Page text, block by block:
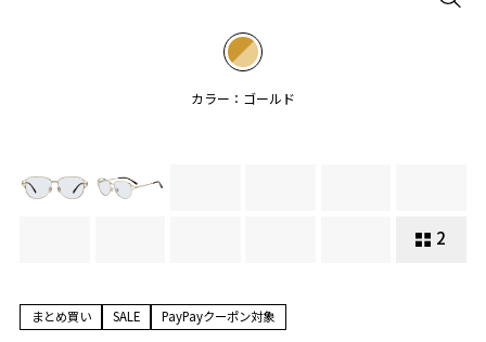
カラー：ゴールド
2
まとめ買い SALE PayPayクーポン対象